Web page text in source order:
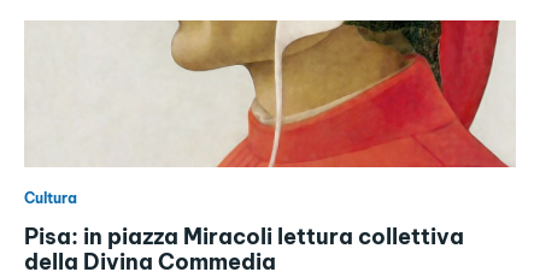
Cultura
Pisa: in piazza Miracoli lettura collettiva
della Divina Commedia